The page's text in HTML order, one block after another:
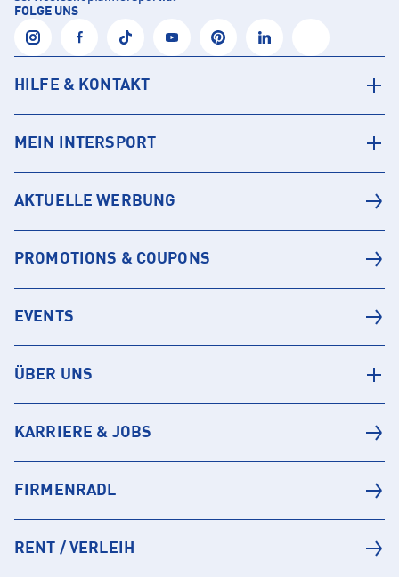
FOLGE UNS
HILFE & KONTAKT
MEIN INTERSPORT
AKTUELLE WERBUNG
PROMOTIONS & COUPONS
EVENTS
ÜBER UNS
KARRIERE & JOBS
FIRMENRADL
RENT / VERLEIH